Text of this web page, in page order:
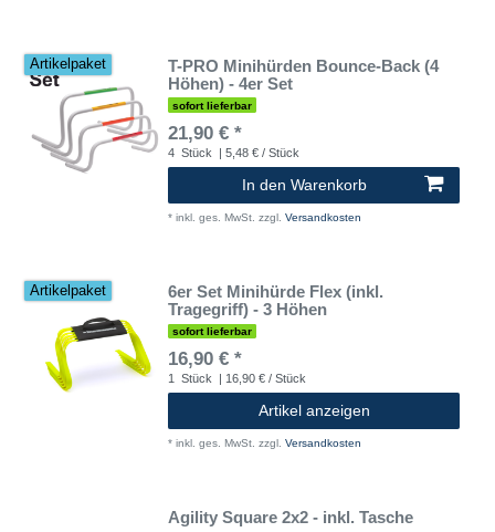
Artikelpaket
T-PRO Minihürden Bounce-Back (4
Höhen) - 4er Set
sofort lieferbar
21,90 € *
4 Stück | 5,48 € / Stück
In den Warenkorb
* inkl. ges. MwSt. zzgl. Versandkosten
Artikelpaket
6er Set Minihürde Flex (inkl.
Tragegriff) - 3 Höhen
sofort lieferbar
16,90 € *
1 Stück | 16,90 € / Stück
Artikel anzeigen
* inkl. ges. MwSt. zzgl. Versandkosten
Agility Square 2x2 - inkl. Tasche